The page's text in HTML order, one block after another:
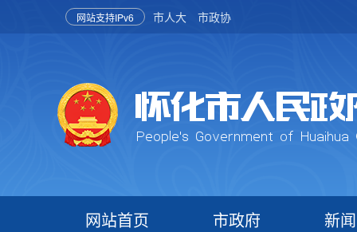
网站支持IPv6 市人大 市政协
网站首页 市政府 新